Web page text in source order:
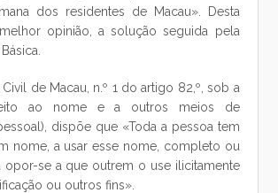
dos residentes de Macau». Desta
opinião, a solução seguida pela
de Macau, n.º 1 do artigo 82,º, sob a
ao nome e a outros meios de
dispõe que «Toda a pessoa tem
nome, a usar esse nome, completo ou
opor-se a que outrem o use ilicitamente
ou outros fins».